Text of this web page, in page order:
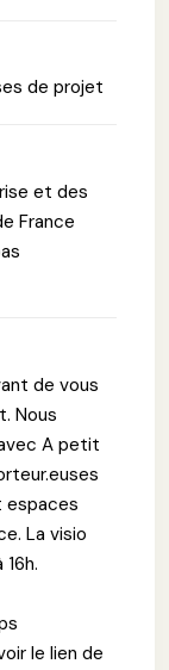
de projet
et des
France
de vous
Nous
A petit
espaces
La visio
le lien de